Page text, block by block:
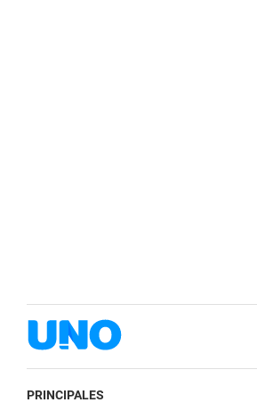
PRINCIPALES